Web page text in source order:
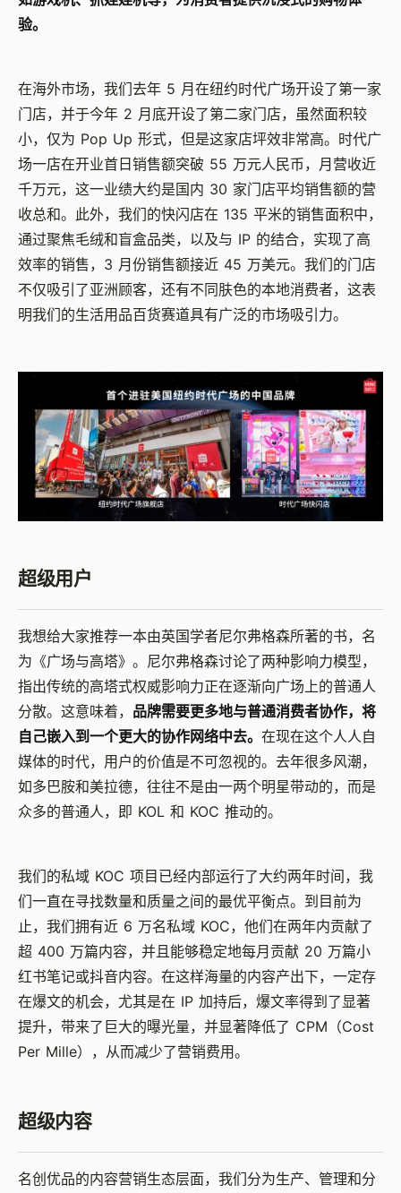
验。
在海外市场，我们去年 5 月在纽约时代广场开设了第一家
门店，并于今年 2 月底开设了第二家门店，虽然面积较
小，仅为 Pop Up 形式，但是这家店坪效非常高。时代广
场一店在开业首日销售额突破 55 万元人民币，月营收近
千万元，这一业绩大约是国内 30 家门店平均销售额的营
收总和。此外，我们的快闪店在 135 平米的销售面积中，
通过聚焦毛绒和盲盒品类，以及与 IP 的结合，实现了高
效率的销售，3 月份销售额接近 45 万美元。我们的门店
不仅吸引了亚洲顾客，还有不同肤色的本地消费者，这表
明我们的生活用品百货赛道具有广泛的市场吸引力。
超级用户
我想给大家推荐一本由英国学者尼尔弗格森所著的书，名
为《广场与高塔》。尼尔弗格森讨论了两种影响力模型，
指出传统的高塔式权威影响力正在逐渐向广场上的普通人
分散。这意味着， 品牌需要更多地与普通消费者协作，将
自己嵌入到一个更大的协作网络中去。 在现在这个人人自
媒体的时代，用户的价值是不可忽视的。去年很多风潮，
如多巴胺和美拉德，往往不是由一两个明星带动的，而是
众多的普通人，即 KOL 和 KOC 推动的。
我们的私域 KOC 项目已经内部运行了大约两年时间，我
们一直在寻找数量和质量之间的最优平衡点。到目前为
止，我们拥有近 6 万名私域 KOC，他们在两年内贡献了
超 400 万篇内容，并且能够稳定地每月贡献 20 万篇小
红书笔记或抖音内容。在这样海量的内容产出下，一定存
在爆文的机会，尤其是在 IP 加持后，爆文率得到了显著
提升，带来了巨大的曝光量，并显著降低了 CPM（Cost
Per Mille），从而减少了营销费用。
超级内容
名创优品的内容营销生态层面，我们分为生产、管理和分